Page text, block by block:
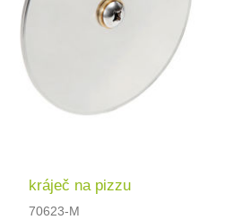
kráječ na pizzu
70623-M